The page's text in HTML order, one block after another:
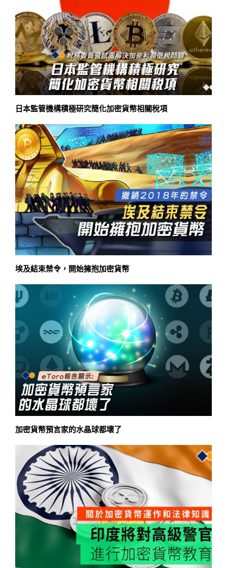
日本監管機構積極研究簡化加密貨幣相關稅項
埃及結束禁令，開始擁抱加密貨幣
加密貨幣預言家的水晶球都壞了